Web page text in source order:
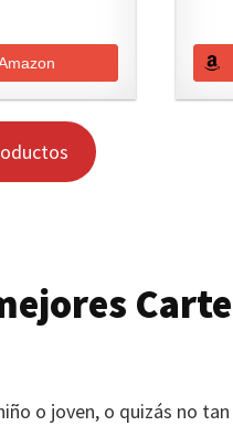
o joven, o quizás no